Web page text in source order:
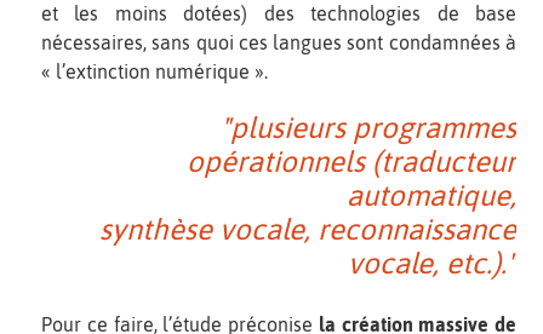
et les moins dotées) des technologies de base
nécessaires, sans quoi ces langues sont condamnées à
« l’extinction numérique ».
"plusieurs programmes
opérationnels (traducteur
automatique,
synthèse vocale, reconnaissance
vocale, etc.)."
Pour ce faire, l’étude préconise la création massive de